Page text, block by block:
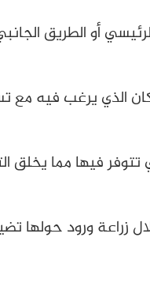
أو الطريق
الذي يرغب فيه مع
التي تتوفر فيها
زراعة ورود حولها